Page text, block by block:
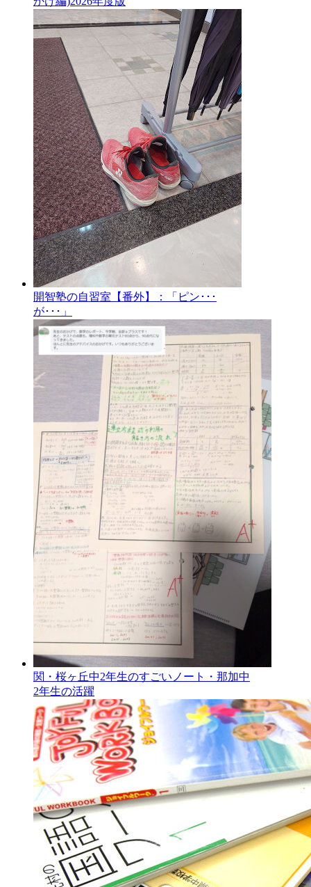
開智塾の自習室【番外】：「ピン･･･
が･･･」
関・桜ヶ丘中2年生のすごいノート・那加中
2年生の活躍